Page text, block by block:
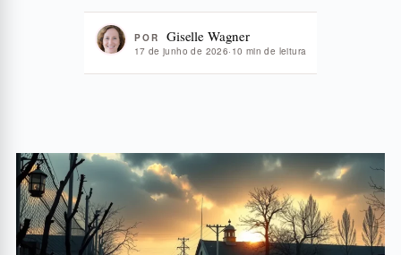
POR Giselle Wagner
17 de junho de 2026· 10 min de leitura